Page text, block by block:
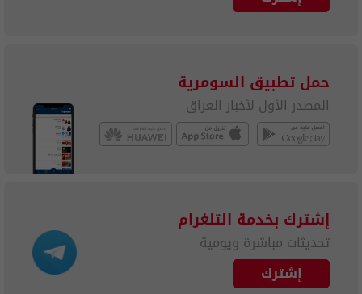
حمل تطبيق السومرية
المصدر الأول لأخبار العراق
إشترك بخدمة التلغرام
تحديثات مباشرة ويومية
إشترك